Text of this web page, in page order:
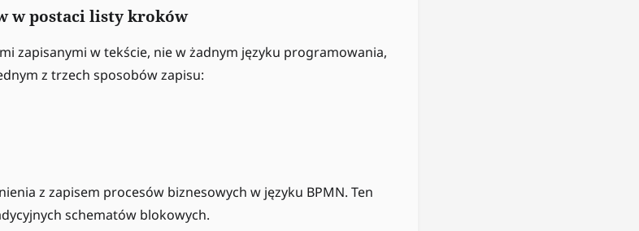
w postaci listy kroków
zapisanymi w tekście, nie w żadnym języku programowania,
z trzech sposobów zapisu:
z zapisem procesów biznesowych w języku BPMN. Ten
schematów blokowych.